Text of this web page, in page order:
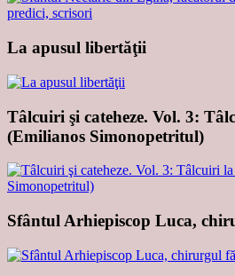
La apusul libertăţii
Tâlcuiri şi cateheze. Vol. 3:
(Emilianos Simonopetritul)
Sfântul Arhiepiscop Luca,